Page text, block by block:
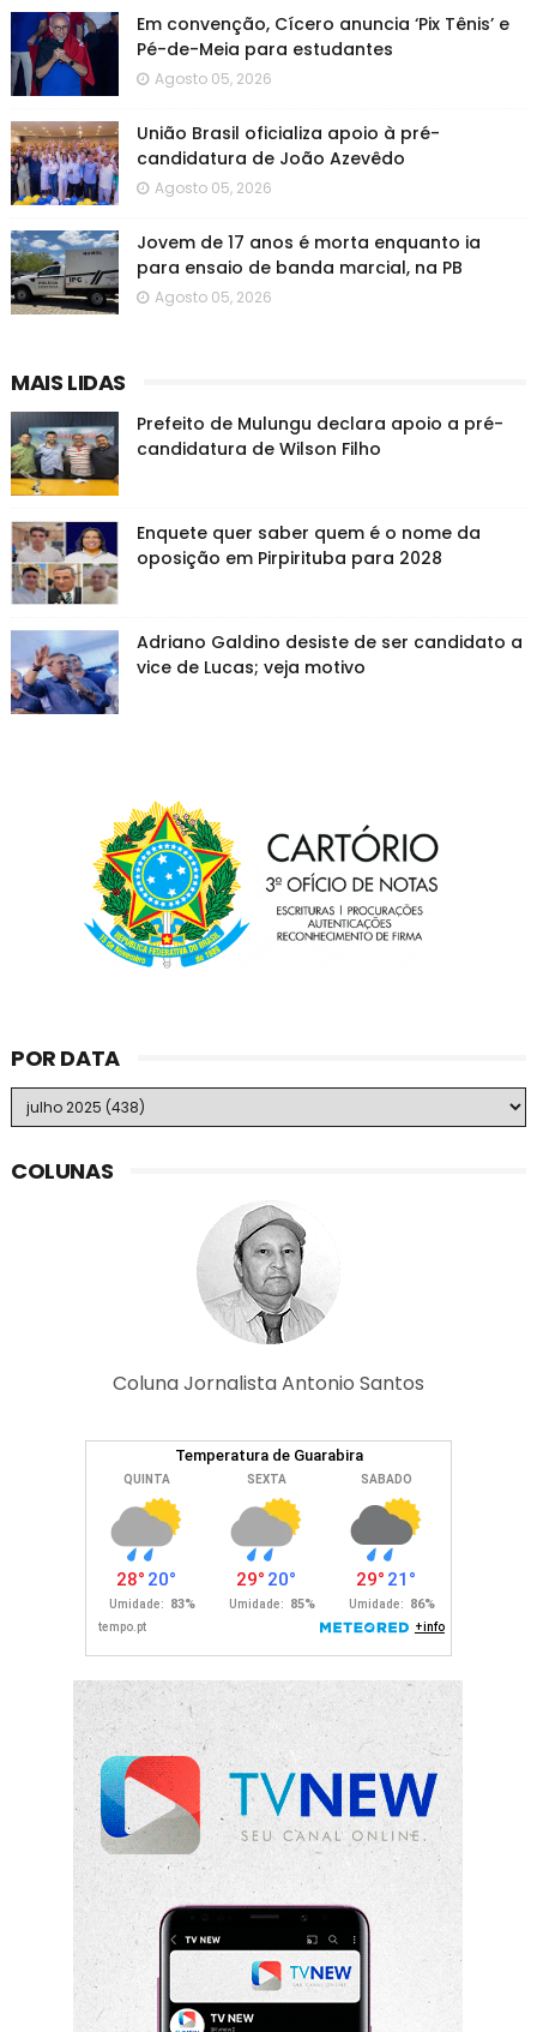
Em convenção, Cícero anuncia ‘Pix Tênis’ e
Pé-de-Meia para estudantes
Agosto 05, 2026
União Brasil oficializa apoio à pré-
candidatura de João Azevêdo
Agosto 05, 2026
Jovem de 17 anos é morta enquanto ia
para ensaio de banda marcial, na PB
Agosto 05, 2026
MAIS LIDAS
Prefeito de Mulungu declara apoio a pré-
candidatura de Wilson Filho
Enquete quer saber quem é o nome da
oposição em Pirpirituba para 2028
Adriano Galdino desiste de ser candidato a
vice de Lucas; veja motivo
POR DATA
COLUNAS
Coluna Jornalista Antonio Santos